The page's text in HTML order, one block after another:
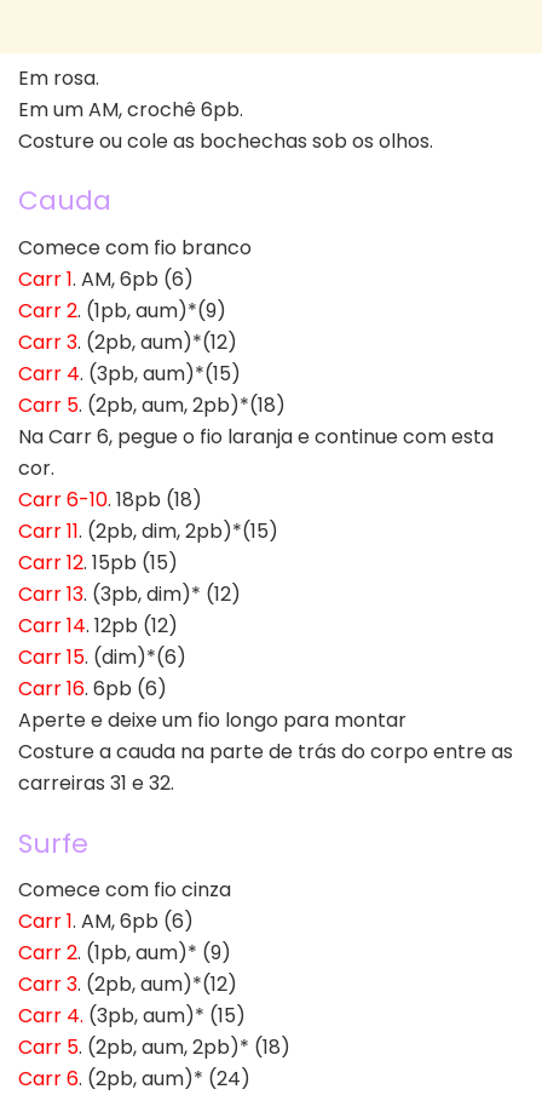
Em rosa.
Em um AM, crochê 6pb.
Costure ou cole as bochechas sob os olhos.
Cauda
Comece com fio branco
Carr 1. AM, 6pb (6)
Carr 2. (1pb, aum)*(9)
Carr 3. (2pb, aum)*(12)
Carr 4. (3pb, aum)*(15)
Carr 5. (2pb, aum, 2pb)*(18)
Na Carr 6, pegue o fio laranja e continue com esta
cor.
Carr 6-10. 18pb (18)
Carr 11. (2pb, dim, 2pb)*(15)
Carr 12. 15pb (15)
Carr 13. (3pb, dim)* (12)
Carr 14. 12pb (12)
Carr 15. (dim)*(6)
Carr 16. 6pb (6)
Aperte e deixe um fio longo para montar
Costure a cauda na parte de trás do corpo entre as
carreiras 31 e 32.
Surfe
Comece com fio cinza
Carr 1. AM, 6pb (6)
Carr 2. (1pb, aum)* (9)
Carr 3. (2pb, aum)*(12)
Carr 4. (3pb, aum)* (15)
Carr 5. (2pb, aum, 2pb)* (18)
Carr 6. (2pb, aum)* (24)